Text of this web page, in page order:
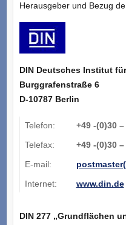
Herausgeber und Bezug
DIN Deutsches Institut
Burggrafenstraße 6
D-10787 Berlin
Telefon:
+49 -(0)30
Telefax:
+49 -(0)30
E-mail:
Internet:
www.din.de
DIN 277 „Grundflächen